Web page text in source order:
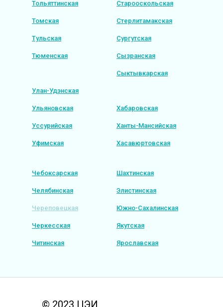
Старооскольская
Стерлитамакская
Сургутская
Сызранская
Сыктывкарская
Тольяттинская
Томская
Тульская
Тюменская
Улан-Удэнская
Ульяновская
Уссурийская
Уфимская
Хабаровская
Ханты-Мансийская
Хасавюртовская
Чебоксарская
Челябинская
Череповецкая
Черкесская
Читинская
Шахтинская
Элистинская
Южно-Сахалинская
Якутская
Ярославская
© 2023 ЦЭИ